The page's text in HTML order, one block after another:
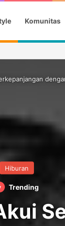
Komunitas
Hiburan
Trending